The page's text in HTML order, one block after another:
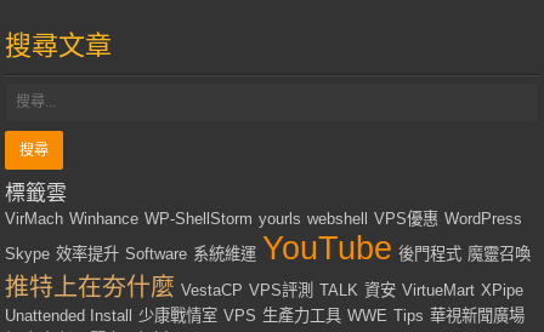
搜尋文章
標籤雲
VirMach Winhance WP-ShellStorm yourls webshell VPS優惠 WordPress
Skype 效率提升 Software 系統維運 YouTube 後門程式 魔靈召喚
推特上在夯什麼 VestaCP VPS評測 TALK 資安 VirtueMart XPipe
Unattended Install
少康戰情室 VPS 生產力工具 WWE Tips 華視新聞廣場